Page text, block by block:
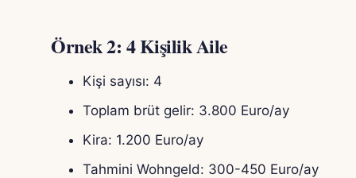
Örnek 2: 4 Kişilik Aile
Kişi sayısı: 4
Toplam brüt gelir: 3.800 Euro/ay
Kira: 1.200 Euro/ay
Tahmini Wohngeld: 300-450 Euro/ay